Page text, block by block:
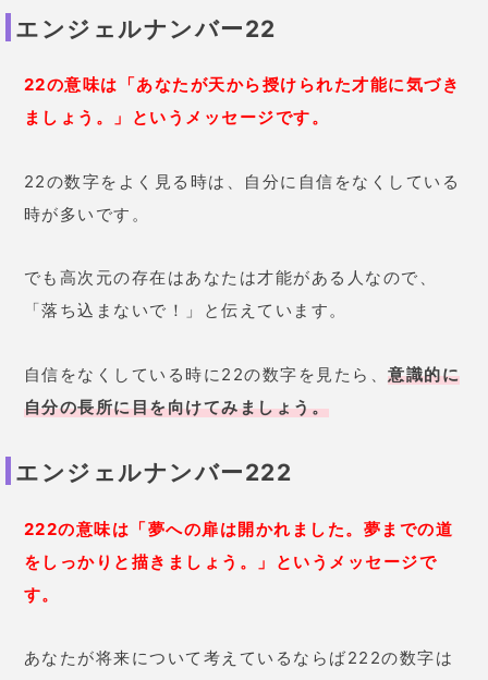
エンジェルナンバー22
22の意味は「あなたが天から授けられた才能に気づき
ましょう。」というメッセージです。
22の数字をよく見る時は、自分に自信をなくしている
時が多いです。
でも高次元の存在はあなたは才能がある人なので、
「落ち込まないで！」と伝えています。
自信をなくしている時に22の数字を見たら、 意識的に
自分の長所に目を向けてみましょう。
エンジェルナンバー222
222の意味は「夢への扉は開かれました。夢までの道
をしっかりと描きましょう。」というメッセージで
す。
あなたが将来について考えているならば222の数字は